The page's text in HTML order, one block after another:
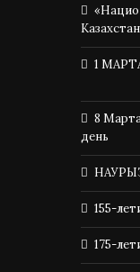
1
8
день
155-
175-